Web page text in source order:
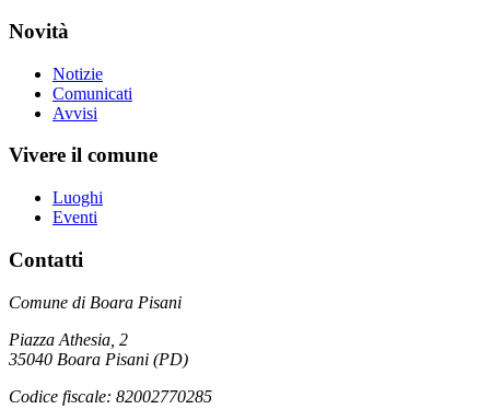
Novità
Notizie
Comunicati
Avvisi
Vivere il comune
Luoghi
Eventi
Contatti
Comune di Boara Pisani
Piazza Athesia, 2
35040 Boara Pisani (PD)
Codice fiscale: 82002770285